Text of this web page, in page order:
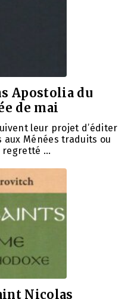
Apostolia du
de mai
leur projet d’éditer
aux Ménées traduits ou
regretté …
Nicolas